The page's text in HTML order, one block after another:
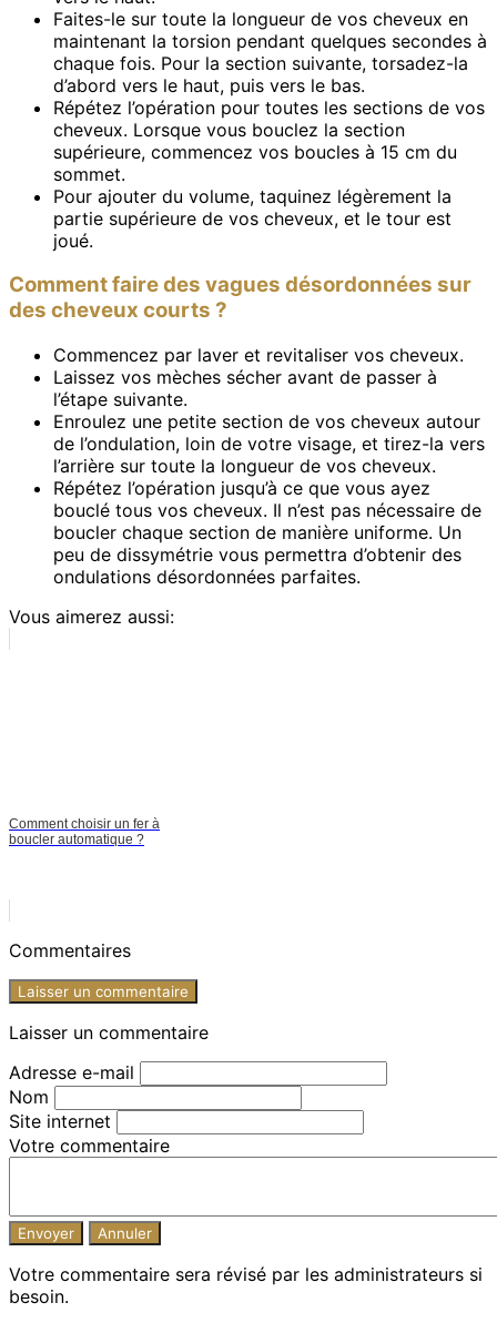
Faites-le sur toute la longueur de vos cheveux en
maintenant la torsion pendant quelques secondes à
chaque fois. Pour la section suivante, torsadez-la
d’abord vers le haut, puis vers le bas.
Répétez l’opération pour toutes les sections de vos
cheveux. Lorsque vous bouclez la section
supérieure, commencez vos boucles à 15 cm du
sommet.
Pour ajouter du volume, taquinez légèrement la
partie supérieure de vos cheveux, et le tour est
joué.
Comment faire des vagues désordonnées sur
des cheveux courts ?
Commencez par laver et revitaliser vos cheveux.
Laissez vos mèches sécher avant de passer à
l’étape suivante.
Enroulez une petite section de vos cheveux autour
de l’ondulation, loin de votre visage, et tirez-la vers
l’arrière sur toute la longueur de vos cheveux.
Répétez l’opération jusqu’à ce que vous ayez
bouclé tous vos cheveux. Il n’est pas nécessaire de
boucler chaque section de manière uniforme. Un
peu de dissymétrie vous permettra d’obtenir des
ondulations désordonnées parfaites.
Vous aimerez aussi:
Comment choisir un fer à
boucler automatique ?
Commentaires
Laisser un commentaire
Laisser un commentaire
Adresse e-mail
Nom
Site internet
Votre commentaire
Votre commentaire sera révisé par les administrateurs si
besoin.